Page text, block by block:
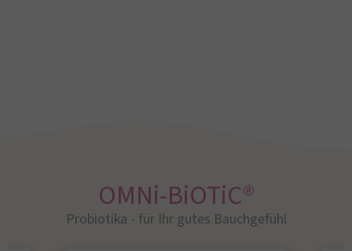
OMNi-BiOTiC®
Probiotika - für Ihr gutes Bauchgefühl​